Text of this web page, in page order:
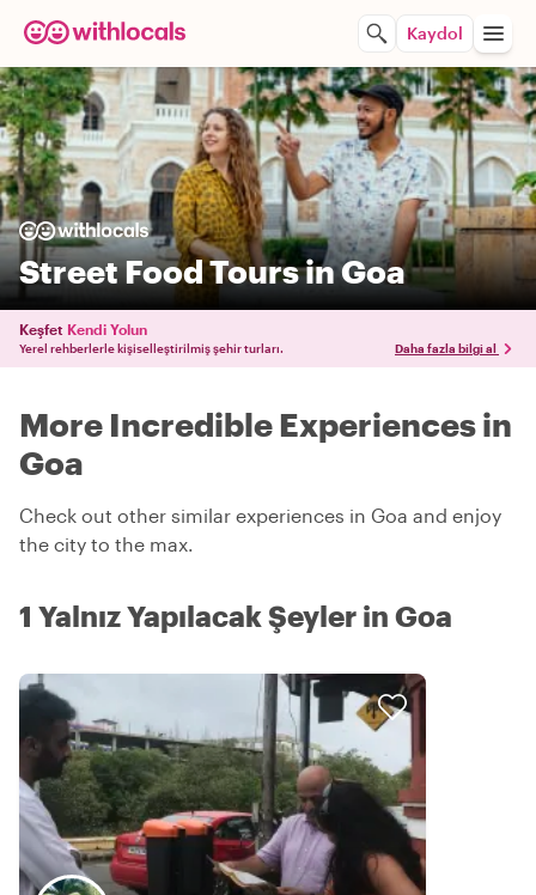
Kaydol
Street Food Tours in Goa
Keşfet Kendi Yolun
Yerel rehberlerle kişiselleştirilmiş şehir turları. Daha fazla bilgi al
More Incredible Experiences in
Goa
Check out other similar experiences in Goa and enjoy
the city to the max.
1 Yalnız Yapılacak Şeyler in Goa